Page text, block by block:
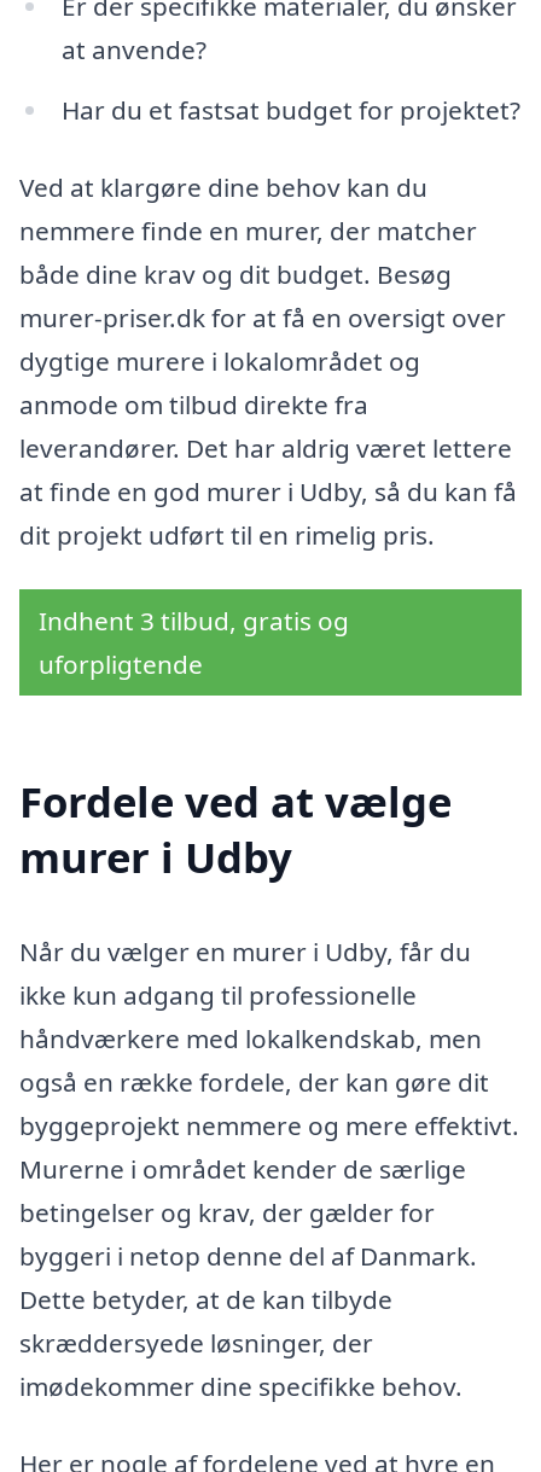
at anvende?
Har du et fastsat budget for projektet?
Ved at klargøre dine behov kan du
nemmere finde en murer, der matcher
både dine krav og dit budget. Besøg
murer-priser.dk for at få en oversigt over
dygtige murere i lokalområdet og
anmode om tilbud direkte fra
leverandører. Det har aldrig været lettere
at finde en god murer i Udby, så du kan få
dit projekt udført til en rimelig pris.
Indhent 3 tilbud, gratis og
uforpligtende
Fordele ved at vælge
murer i Udby
Når du vælger en murer i Udby, får du
ikke kun adgang til professionelle
håndværkere med lokalkendskab, men
også en række fordele, der kan gøre dit
byggeprojekt nemmere og mere effektivt.
Murerne i området kender de særlige
betingelser og krav, der gælder for
byggeri i netop denne del af Danmark.
Dette betyder, at de kan tilbyde
skræddersyede løsninger, der
imødekommer dine specifikke behov.
Her er nogle af fordelene ved at hyre en